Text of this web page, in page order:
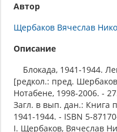
Автор
Щербаков Вячеслав
Описание
Блокада, 1941-1944.
[редкол.: пред.
Нотабене, 1998-2006. -
Загл. в вып. дан.: Книга
1941-1944. - ISBN 5-
I. Щербаков, Вячеслав